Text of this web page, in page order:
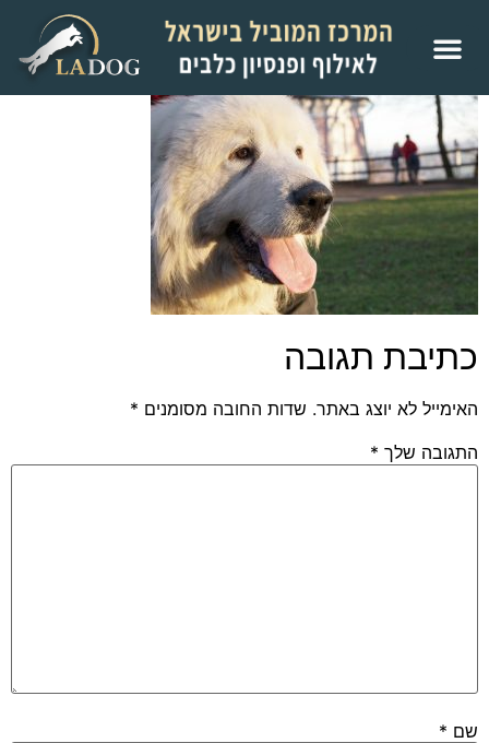
כתיבת תגובה
האימייל לא יוצג באתר. שדות החובה מסומנים *
התגובה שלך *
שם *